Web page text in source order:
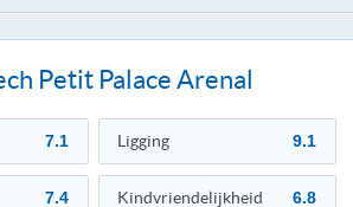
Petit Palace Arenal
7.1 Ligging 9.1
7.4 Kindvriendelijkheid 6.8